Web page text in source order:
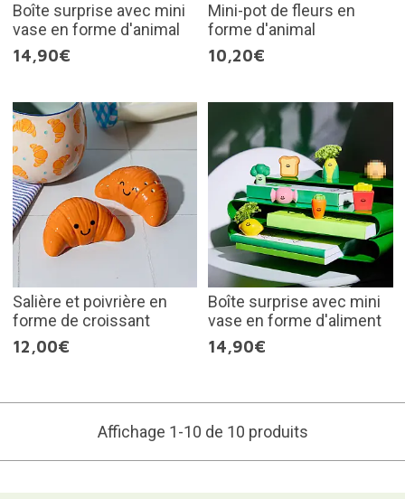
Boîte surprise avec mini
vase en forme d'animal
14,90€
Mini-pot de fleurs en
forme d'animal
10,20€
Salière et poivrière en
forme de croissant
12,00€
Boîte surprise avec mini
vase en forme d'aliment
14,90€
Affichage 1-10 de 10 produits